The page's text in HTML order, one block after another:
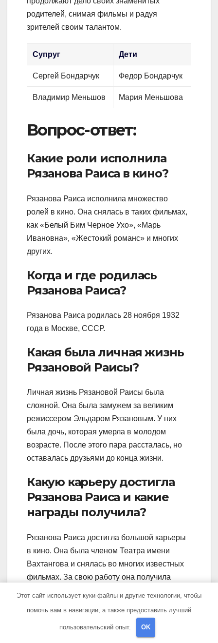
родителей, снимая фильмы и радуя
зрителей своим талантом.
Супруг Дети
Сергей Бондарчук Федор Бондарчук
Владимир Меньшов Мария Меньшова
Вопрос-ответ:
Какие роли исполнила
Рязанова Раиса в кино?
Рязанова Раиса исполнила множество
ролей в кино. Она снялась в таких фильмах,
как «Белый Бим Черное Ухо», «Марь
Ивановна», «Жестокий романс» и многих
других.
Когда и где родилась
Рязанова Раиса?
Рязанова Раиса родилась 28 ноября 1932
года в Москве, СССР.
Какая была личная жизнь
Рязановой Раисы?
Личная жизнь Рязановой Раисы была
сложной. Она была замужем за великим
режиссером Эльдаром Рязановым. У них
была дочь, которая умерла в молодом
возрасте. После этого пара рассталась, но
оставалась друзьями до конца жизни.
Какую карьеру достигла
Рязанова Раиса и какие
награды получила?
Рязанова Раиса достигла большой карьеры
в кино. Она была членом Театра имени
Вахтангова и снялась во многих известных
фильмах. За свою работу она получила
Заслуженную артистку РФ.
Этот сайт использует куки-файлы и другие технологии, чтобы
помочь вам в навигации, а также предоставить лучший
пользовательский опыт. OK